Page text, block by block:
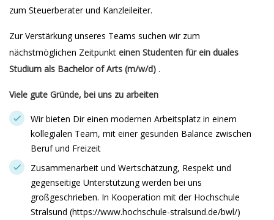
zum Steuerberater und Kanzleileiter.
Zur Verstärkung unseres Teams suchen wir zum
nächstmöglichen Zeitpunkt einen Studenten für ein duales
Studium als Bachelor of Arts (m/w/d) .
Viele gute Gründe, bei uns zu arbeiten
Wir bieten Dir einen modernen Arbeitsplatz in einem
kollegialen Team, mit einer gesunden Balance zwischen
Beruf und Freizeit
Zusammenarbeit und Wertschätzung, Respekt und
gegenseitige Unterstützung werden bei uns
großgeschrieben. In Kooperation mit der Hochschule
Stralsund (https://www.hochschule-stralsund.de/bwl/)